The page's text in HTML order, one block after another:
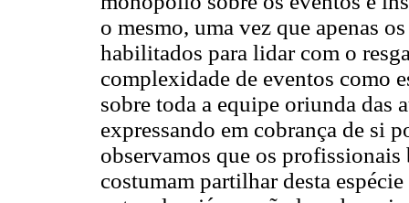
o mesmo, uma vez que apenas
habilitados para lidar com o
complexidade de eventos como
sobre toda a equipe oriunda das
expressando em cobrança de si
observamos que os
costumam partilhar desta